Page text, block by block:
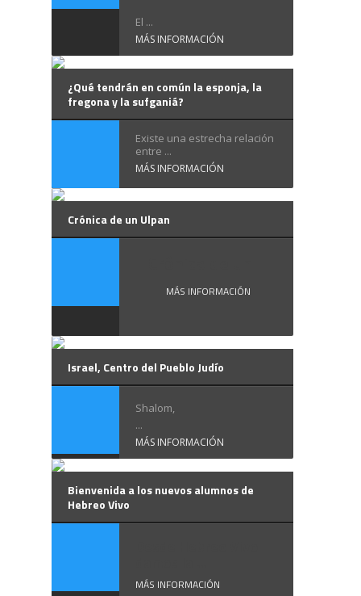
El ...
MÁS INFORMACIÓN
¿Qué tendrán en común la esponja, la
fregona y la sufganiá?
Existe una estrecha relación
entre ...
MÁS INFORMACIÓN
Crónica de un Ulpan
MÁS INFORMACIÓN
Israel, Centro del Pueblo Judío
Shalom,
...
MÁS INFORMACIÓN
Bienvenida a los nuevos alumnos de
Hebreo Vivo
MÁS INFORMACIÓN